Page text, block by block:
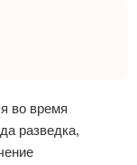
во время
разведка,